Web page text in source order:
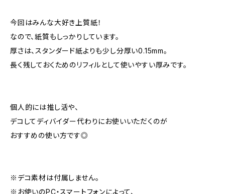
今回はみんな大好き上質紙！
なので、紙質もしっかりしています。
厚さは、スタンダード紙よりも少し分厚い0.15mm。
長く残しておくためのリフィルとして使いやすい厚みです。
個人的には推し活や、
デコしてディバイダー代わりにお使いいただくのが
おすすめの使い方です◎
※デコ素材は付属しません。
※お使いのPC・スマートフォンによって、